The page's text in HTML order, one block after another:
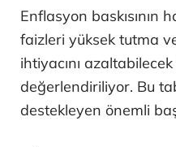
Enflasyon baskısının
faizleri yüksek tutma
ihtiyacını
değerlendiriliyor. Bu
destekleyen önemli